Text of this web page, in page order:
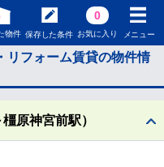
物件 保存した条件
0
お気に入り メニュー
リフォーム賃貸の物件情
原神宮前駅）